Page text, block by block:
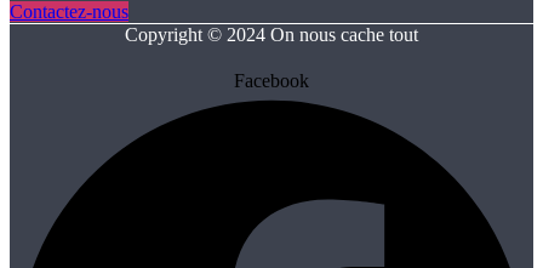
Contactez-nous
Copyright © 2024 On nous cache tout
Facebook